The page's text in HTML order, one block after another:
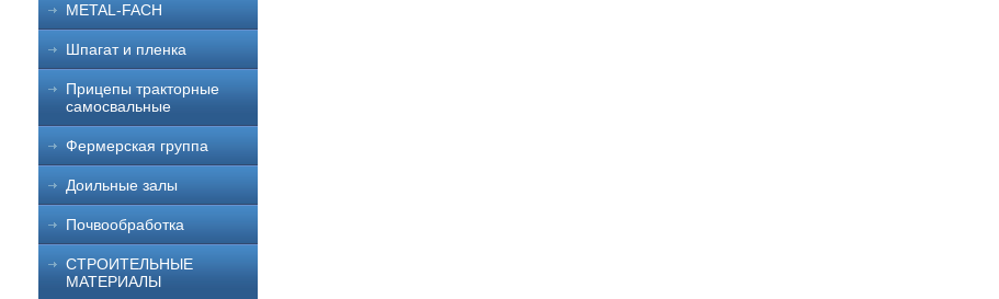
METAL-FACH
Шпагат и пленка
Прицепы тракторные
самосвальные
Фермерская группа
Доильные залы
Почвообработка
СТРОИТЕЛЬНЫЕ
МАТЕРИАЛЫ